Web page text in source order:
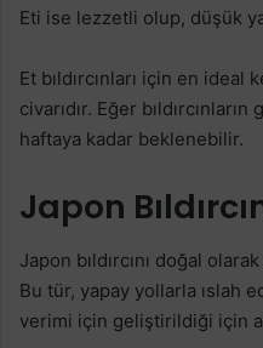
Eti ise lezzetli olup, düşük
Et bıldırcınları için en ideal
civarıdır. Eğer
haftaya kadar beklenebilir.
Japon
Japon bıldırcını doğal
Bu tür, yapay yollarla ıslah
verimi için geliştirildiği için